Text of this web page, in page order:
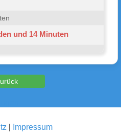
und 14 Minuten
Impressum